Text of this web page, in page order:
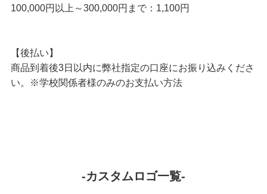
100,000円以上～300,000円まで：1,100円
【後払い】
商品到着後3日以内に弊社指定の口座にお振り込みくださ
い。※学校関係者様のみのお支払い方法
-カスタムロゴ一覧-